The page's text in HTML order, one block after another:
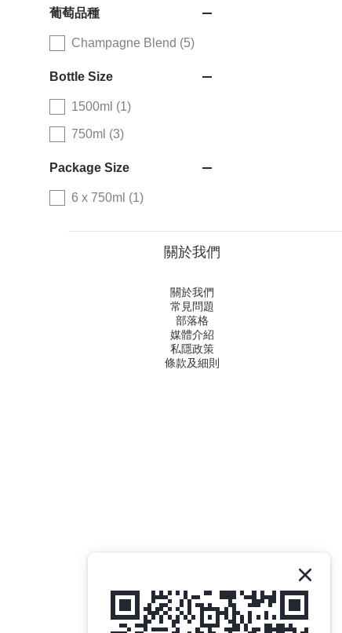
葡萄品種
Champagne Blend (5)
Bottle Size
1500ml (1)
750ml (3)
Package Size
6 x 750ml (1)
關於我們
關於我們
常見問題
部落格
媒體介紹
私隱政策
條款及細則